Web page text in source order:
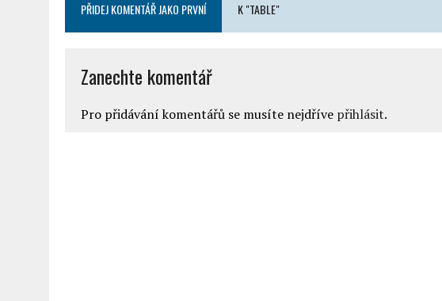
PŘIDEJ KOMENTÁŘ JAKO PRVNÍ K "TABLE"
Zanechte komentář
Pro přidávání komentářů se musíte nejdříve přihlásit.